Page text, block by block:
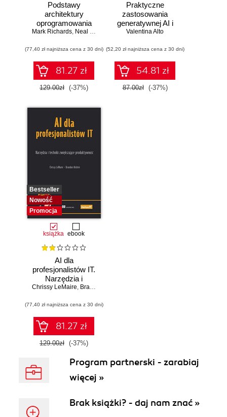
Podstawy
architektury
oprogramowania
dla inżynierów.
Mark Richards, Neal Ford
(77,40 zł najniższa cena z 30 dni)
81.27 zł
129.00zł (-37%)
Praktyczne
zastosowania
generatywnej AI i
ChatGPT.
potencjał inżynierii
promptów z
technologiami
OpenAI dla
zwiększenia
Valentina Alto
(52,20 zł najniższa cena z 30 dni)
54.81 zł
87.00zł (-37%)
Bestseller
Nowość
Promocja
książka ebook
AI dla
profesjonalistów IT.
Narzędzia i
techniki
produktywność
Chrissy LeMaire, Brandon Abshire
(77,40 zł najniższa cena z 30 dni)
81.27 zł
129.00zł (-37%)
Program partnerski - zarabiaj
więcej »
Brak książki? - daj nam znać »